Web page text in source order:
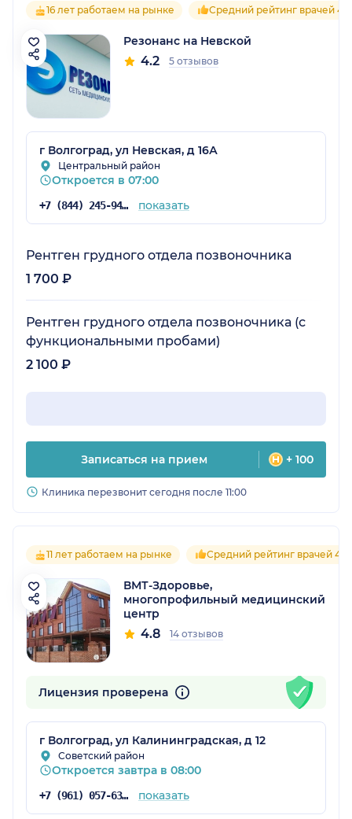
16 лет работаем на рынке Средний рейтинг врачей 4.2
Резонанс на Невской
4.2 5 отзывов
г Волгоград, ул Невская, д 16А
Центральный район
Откроется в 07:00
+7 (844) 245-94-38 показать
Рентген грудного отдела позвоночника
1 700 ₽
Рентген грудного отдела позвоночника (с
функциональными пробами)
2 100 ₽
Записаться на прием + 100
Клиника перезвонит сегодня после 11:00
11 лет работаем на рынке Средний рейтинг врачей 4.9
ВМТ-Здоровье,
многопрофильный медицинский
центр
4.8 14 отзывов
Лицензия проверена
г Волгоград, ул Калининградская, д 12
Советский район
Откроется завтра в 08:00
+7 (961) 057-63-26 показать